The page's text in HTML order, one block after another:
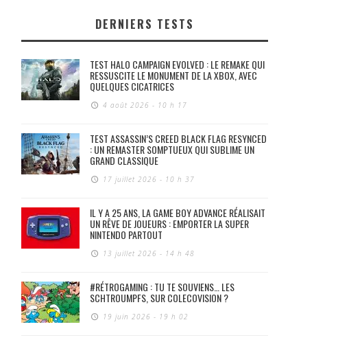
DERNIERS TESTS
TEST HALO CAMPAIGN EVOLVED : LE REMAKE QUI
RESSUSCITE LE MONUMENT DE LA XBOX, AVEC
QUELQUES CICATRICES
4 août 2026 - 10 h 17
TEST ASSASSIN’S CREED BLACK FLAG RESYNCED
: UN REMASTER SOMPTUEUX QUI SUBLIME UN
GRAND CLASSIQUE
17 juillet 2026 - 10 h 37
IL Y A 25 ANS, LA GAME BOY ADVANCE RÉALISAIT
UN RÊVE DE JOUEURS : EMPORTER LA SUPER
NINTENDO PARTOUT
13 juillet 2026 - 14 h 48
#RÉTROGAMING : TU TE SOUVIENS… LES
SCHTROUMPFS, SUR COLECOVISION ?
19 juin 2026 - 19 h 02